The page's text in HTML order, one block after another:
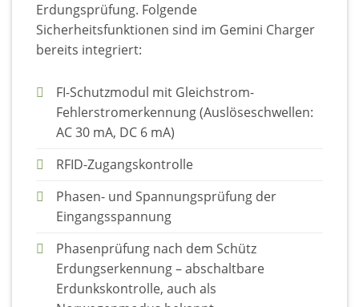
Erdungsprüfung. Folgende
Sicherheitsfunktionen sind im Gemini Charger
bereits integriert:
FI-Schutzmodul mit Gleichstrom-
Fehlerstromerkennung (Auslöseschwellen:
AC 30 mA, DC 6 mA)
RFID-Zugangskontrolle
Phasen- und Spannungsprüfung der
Eingangsspannung
Phasenprüfung nach dem Schütz
Erdungserkennung – abschaltbare
Erdunkskontrolle, auch als